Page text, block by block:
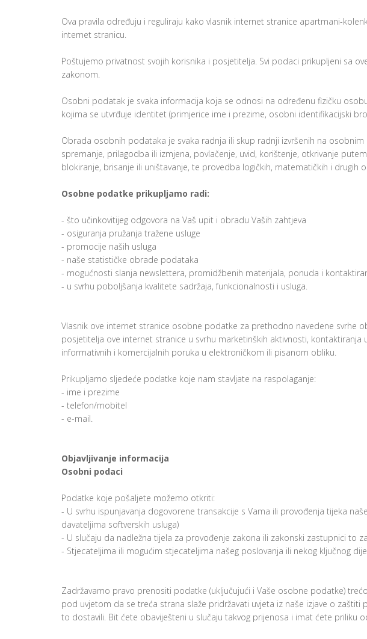
Ova pravila određuju i reguliraju kako vlasnik internet stranice apartmani-
internet stranicu.
Poštujemo privatnost svojih korisnika i posjetitelja. Svi podaci prikupljeni sa
zakonom.
Osobni podatak je svaka informacija koja se odnosi na određenu fizičku
kojima se utvrđuje identitet (primjerice ime i prezime, osobni identifikacijski
Obrada osobnih podataka je svaka radnja ili skup radnji izvršenih na
spremanje, prilagodba ili izmjena, povlačenje, uvid, korištenje, otkrivanje
blokiranje, brisanje ili uništavanje, te provedba logičkih, matematičkih i drugih
Osobne podatke prikupljamo radi:
- što učinkovitijeg odgovora na Vaš upit i obradu Vaših zahtjeva
- osiguranja pružanja tražene usluge
- promocije naših usluga
- naše statističke obrade podataka
- mogućnosti slanja newslettera, promidžbenih materijala, ponuda i
- u svrhu poboljšanja kvalitete sadržaja, funkcionalnosti i usluga.
Vlasnik ove internet stranice osobne podatke za prethodno navedene svrhe
posjetitelja ove internet stranice u svrhu marketinških aktivnosti,
informativnih i komercijalnih poruka u elektroničkom ili pisanom obliku.
Prikupljamo sljedeće podatke koje nam stavljate na raspolaganje:
- ime i prezime
- telefon/mobitel
- e-mail.
Objavljivanje informacija
Osobni podaci
Podatke koje pošaljete možemo otkriti:
- U svrhu ispunjavanja dogovorene transakcije s Vama ili provođenja tijeka
davateljima softverskih usluga)
- U slučaju da nadležna tijela za provođenje zakona ili zakonski zastupnici
- Stjecateljima ili mogućim stjecateljima našeg poslovanja ili nekog ključnog
Zadržavamo pravo prenositi podatke (uključujući i Vaše osobne podatke)
pod uvjetom da se treća strana slaže pridržavati uvjeta iz naše izjave o
to dostavili. Bit ćete obaviješteni u slučaju takvog prijenosa i imat ćete priliku